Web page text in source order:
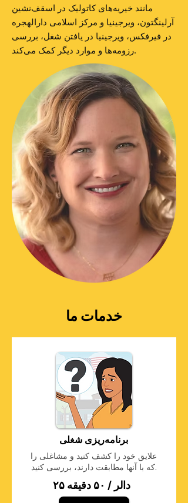
مانند خیریه‌های کاتولیک در اسقف‌نشین
آرلینگتون، ویرجینیا و مرکز اسلامی دارالهجره
در فیرفکس، ویرجینیا در یافتن شغل، بررسی
رزومه‌ها و موارد دیگر کمک می‌کند.
خدمات ما
برنامه‌ریزی شغلی
علایق خود را کشف کنید و مشاغلی را
که با آنها مطابقت دارند، بررسی کنید.
۲۵ دالر / ۵۰ دقیقه